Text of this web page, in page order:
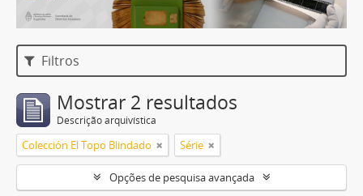
Filtros
Mostrar 2 resultados
Descrição arquivística
Colección El Topo Blindado Série
Opções de pesquisa avançada